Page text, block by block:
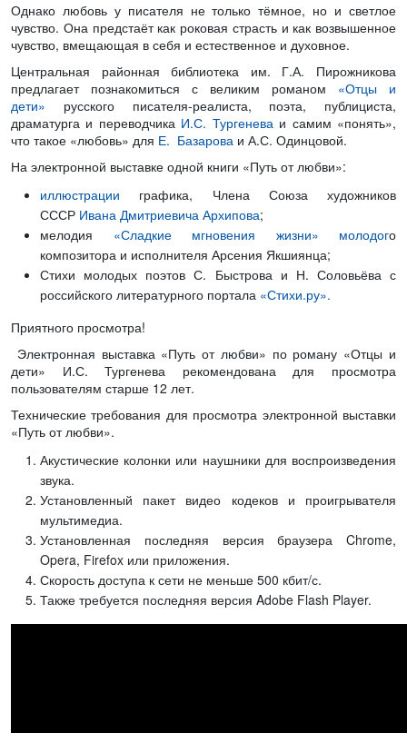
Однако любовь у писателя не только тёмное, но и светлое
чувство. Она предстаёт как роковая страсть и как возвышенное
чувство, вмещающая в себя и естественное и духовное.
Центральная районная библиотека им. Г.А. Пирожникова
предлагает познакомиться с великим романом «Отцы и
дети» русского писателя-реалиста, поэта, публициста,
драматурга и переводчика И.С. Тургеневаи самим «понять»,
что такое «любовь» для Е. Базарова и А.С. Одинцовой.
На электронной выставке одной книги «Путь от любви»:
иллюстрации графика, Члена Союза художников
СССР Ивана Дмитриевича Архипова;
мелодия «Сладкие мгновения жизни» молодого
композитора и исполнителя Арсения Якшиянца;
Стихи молодых поэтов С. Быстрова и Н. Соловьёва с
российского литературного портала «Стихи.ру».
Приятного просмотра!
Электронная выставка «Путь от любви» по роману «Отцы и
дети» И.С. Тургенева рекомендована для просмотра
пользователям старше 12 лет.
Технические требования для просмотра электронной выставки
«Путь от любви».
Акустические колонки или наушники для воспроизведения
звука.
Установленный пакет видео кодеков и проигрывателя
мультимедиа.
Установленная последняя версия браузера Chrome,
Opera, Firefox или приложения.
Скорость доступа к сети не меньше 500 кбит/с.
Также требуется последняя версия Adobe Flash Player.